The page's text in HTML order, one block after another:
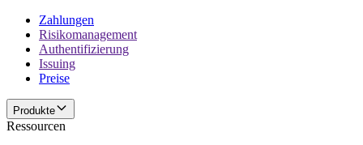
Zahlungen
Risikomanagement
Authentifizierung
Issuing
Preise
Produkte
Ressourcen